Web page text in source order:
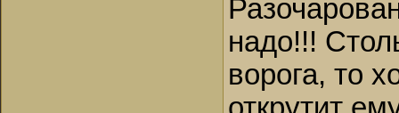
надо!!!
ворога, то